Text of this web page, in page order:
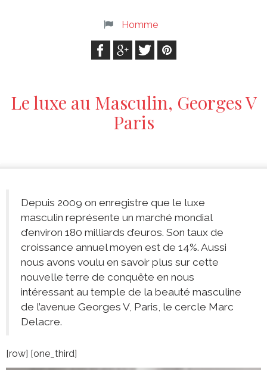
Homme
Le luxe au Masculin, Georges V
Paris
Depuis 2009 on enregistre que le luxe
masculin représente un marché mondial
d’environ 180 milliards d’euros. Son taux de
croissance annuel moyen est de 14%. Aussi
nous avons voulu en savoir plus sur cette
nouvelle terre de conquête en nous
intéressant au temple de la beauté masculine
de l’avenue Georges V, Paris, le cercle Marc
Delacre.
[row] [one_third]